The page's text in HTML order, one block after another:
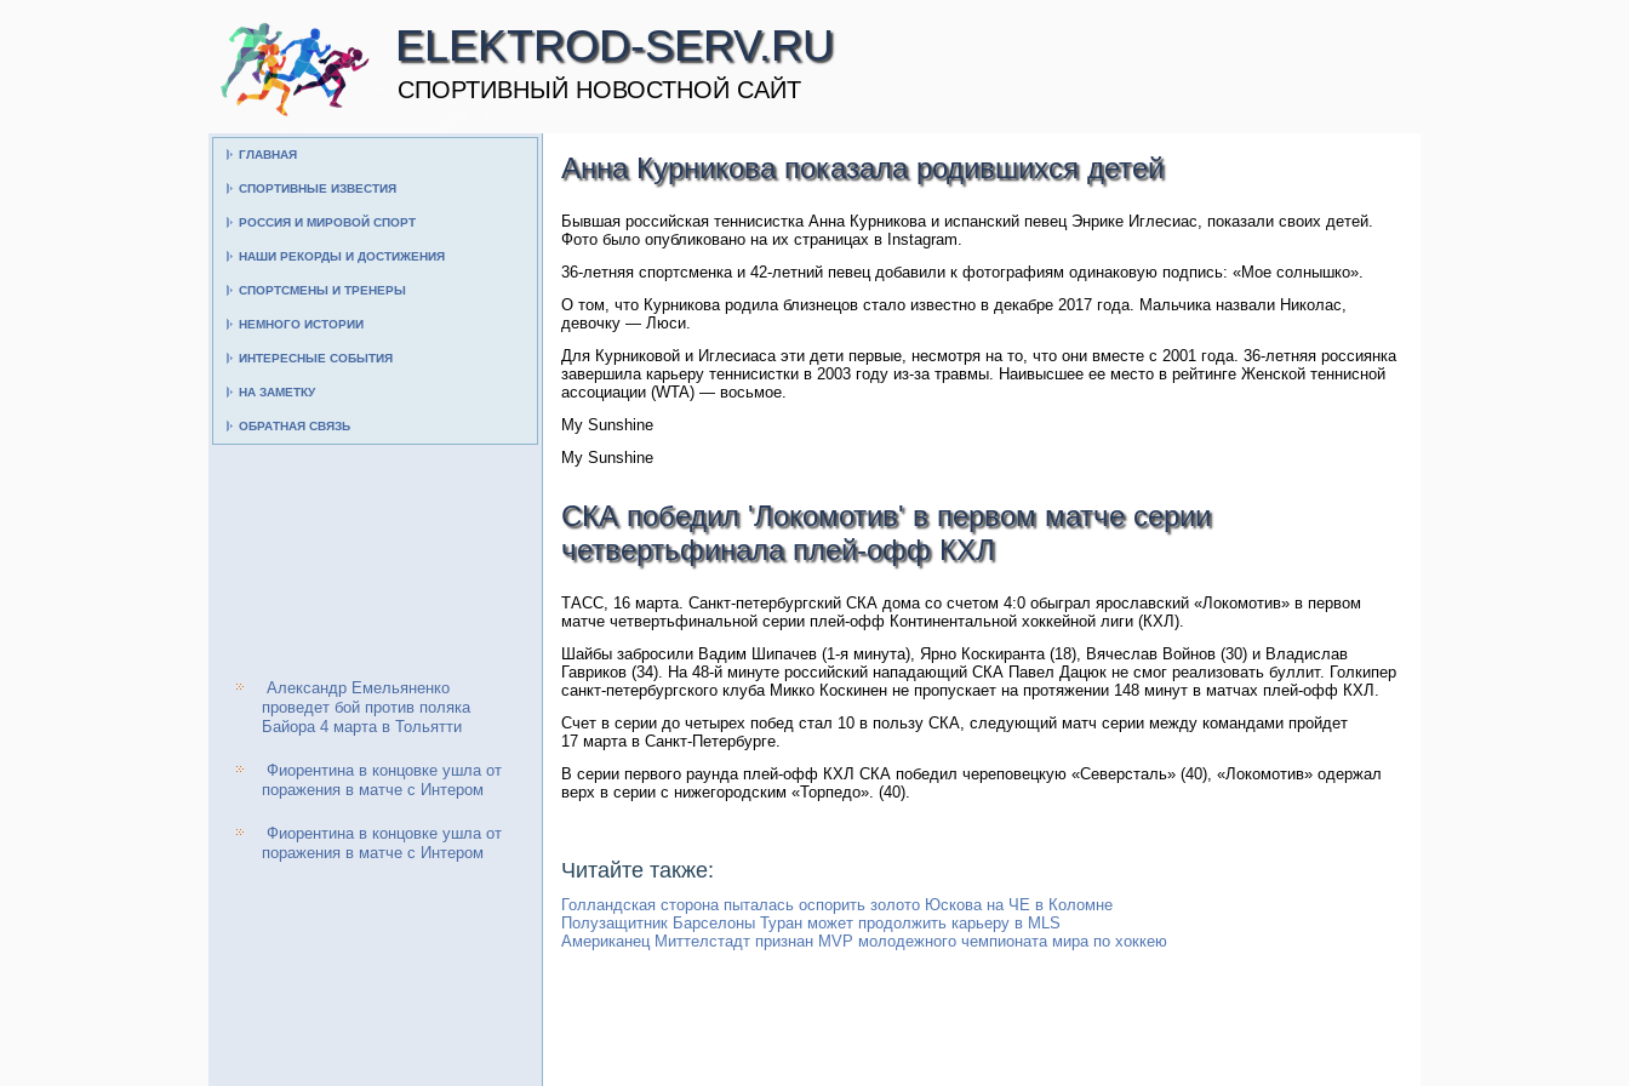
ELEKTROD-SERV.RU
CПОРТИВНЫЙ НОВОСТНОЙ САЙТ
ГЛАВНАЯ
СПОРТИВНЫЕ ИЗВЕСТИЯ
РОССИЯ И МИРОВОЙ СПОРТ
НАШИ РЕКОРДЫ И ДОСТИЖЕНИЯ
СПОРТСМЕНЫ И ТРЕНЕРЫ
НЕМНОГО ИСТОРИИ
ИНТЕРЕСНЫЕ СОБЫТИЯ
НА ЗАМЕТКУ
ОБРАТНАЯ СВЯЗЬ
Александр Емельяненко
проведет бой против поляка
Байора 4 марта в Тольятти
Фиорентина в концовке ушла от
поражения в матче с Интером
Фиорентина в концовке ушла от
поражения в матче с Интером
Анна Курникова показала родившихся детей
Бывшая российская теннисистка Анна Курникова и испанский певец Энрике Иглесиас, показали своих детей.
Фото было опубликовано на их страницах в Instagram.
36-летняя спортсменка и 42-летний певец добавили к фотографиям одинаковую подпись: «Мое солнышко».
О том, что Курникова родила близнецов стало известно в декабре 2017 года. Мальчика назвали Николас,
девочку — Люси.
Для Курниковой и Иглесиаса эти дети первые, несмотря на то, что они вместе с 2001 года. 36-летняя россиянка
завершила карьеру теннисистки в 2003 году из-за травмы. Наивысшее ее место в рейтинге Женской теннисной
ассоциации (WTA) — восьмое.
My Sunshine
My Sunshine
СКА победил 'Локомотив' в первом матче серии
четвертьфинала плей-офф КХЛ
ТАСС, 16 марта. Санкт-петербургский СКА дома со счетом 4:0 обыграл ярославский «Локомотив» в первом
матче четвертьфинальной серии плей-офф Континентальной хоккейной лиги (КХЛ).
Шайбы забросили Вадим Шипачев (1-я минута), Ярно Коскиранта (18), Вячеслав Войнов (30) и Владислав
Гавриков (34). На 48-й минуте российский нападающий СКА Павел Дацюк не смог реализовать буллит. Голкипер
санкт-петербургского клуба Микко Коскинен не пропускает на протяжении 148 минут в матчах плей-офф КХЛ.
Счет в серии до четырех побед стал 10 в пользу СКА, следующий матч серии между командами пройдет
17 марта в Санкт-Петербурге.
В серии первого раунда плей-офф КХЛ СКА победил череповецкую «Северсталь» (40), «Локомотив» одержал
верх в серии с нижегородским «Торпедо». (40).
Читайте также:
Голландская сторона пыталась оспорить золото Юскова на ЧЕ в Коломне
Полузащитник Барселоны Туран может продолжить карьеру в MLS
Американец Миттелстадт признан MVP молодежного чемпионата мира по хоккею